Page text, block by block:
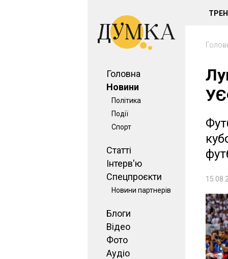
Головна
Новини
Політика
Події
Спорт
Статті
Інтерв'ю
Спецпроєкти
Новини партнерів
Блоги
Відео
Фото
Аудіо